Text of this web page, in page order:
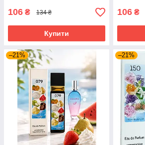
106 ₴ 134 ₴
Купити
106 ₴
–21% –21%